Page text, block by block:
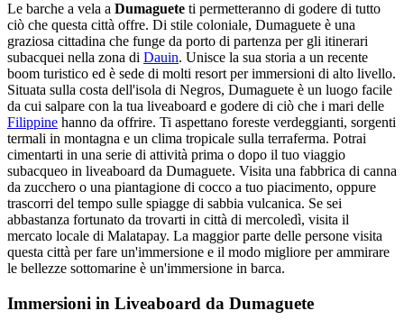
Le barche a vela a Dumaguete ti permetteranno di godere di tutto
ciò che questa città offre. Di stile coloniale, Dumaguete è una
graziosa cittadina che funge da porto di partenza per gli itinerari
subacquei nella zona di Dauin. Unisce la sua storia a un recente
boom turistico ed è sede di molti resort per immersioni di alto livello.
Situata sulla costa dell'isola di Negros, Dumaguete è un luogo facile
da cui salpare con la tua liveaboard e godere di ciò che i mari delle
Filippine hanno da offrire. Ti aspettano foreste verdeggianti, sorgenti
termali in montagna e un clima tropicale sulla terraferma. Potrai
cimentarti in una serie di attività prima o dopo il tuo viaggio
subacqueo in liveaboard da Dumaguete. Visita una fabbrica di canna
da zucchero o una piantagione di cocco a tuo piacimento, oppure
trascorri del tempo sulle spiagge di sabbia vulcanica. Se sei
abbastanza fortunato da trovarti in città di mercoledì, visita il
mercato locale di Malatapay. La maggior parte delle persone visita
questa città per fare un'immersione e il modo migliore per ammirare
le bellezze sottomarine è un'immersione in barca.
Immersioni in Liveaboard da Dumaguete